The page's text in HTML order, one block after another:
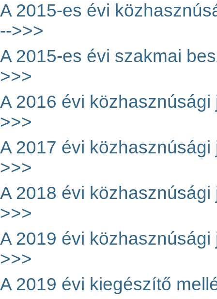
A 2015-es évi
-->>>
A 2015-es évi szakmai
>>>
A 2016 évi
>>>
A 2017 évi
>>>
A 2018 évi
>>>
A 2019 évi
>>>
A 2019 évi kiegészítő